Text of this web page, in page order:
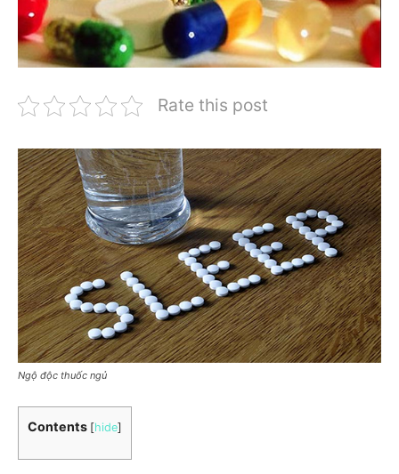
Rate this post
Ngộ độc thuốc ngủ
Contents [hide]